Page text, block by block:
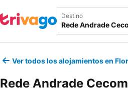
Destino
Ver todos los alojamientos en
Rede Andrade